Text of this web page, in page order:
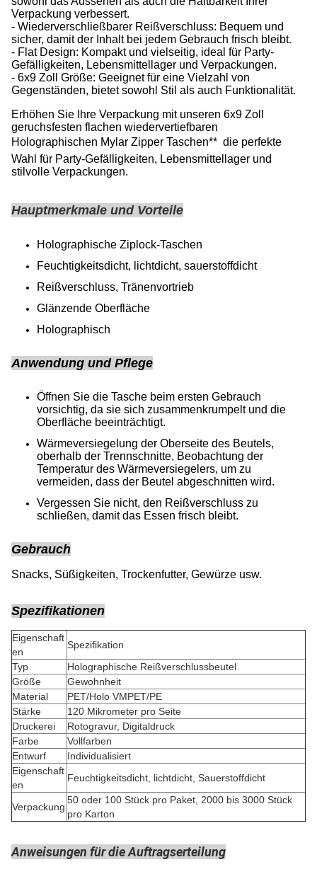
Verpackung verbessert.
- Wiederverschließbarer Reißverschluss: Bequem und
sicher, damit der Inhalt bei jedem Gebrauch frisch bleibt.
- Flat Design: Kompakt und vielseitig, ideal für Party-
Gefälligkeiten, Lebensmittellager und Verpackungen.
- 6x9 Zoll Größe: Geeignet für eine Vielzahl von
Gegenständen, bietet sowohl Stil als auch Funktionalität.
Erhöhen Sie Ihre Verpackung mit unseren 6x9 Zoll
geruchsfesten flachen wiedervertiefbaren
Holographischen Mylar Zipper Taschen**  die perfekte
Wahl für Party-Gefälligkeiten, Lebensmittellager und
stilvolle Verpackungen.
Hauptmerkmale und Vorteile
Holographische Ziplock-Taschen
Feuchtigkeitsdicht, lichtdicht, sauerstoffdicht
Reißverschluss, Tränenvortrieb
Glänzende Oberfläche
Holographisch
Anwendung und Pflege
Öffnen Sie die Tasche beim ersten Gebrauch
vorsichtig, da sie sich zusammenkrumpelt und die
Oberfläche beeinträchtigt.
Wärmeversiegelung der Oberseite des Beutels,
oberhalb der Trennschnitte, Beobachtung der
Temperatur des Wärmeversiegelers, um zu
vermeiden, dass der Beutel abgeschnitten wird.
Vergessen Sie nicht, den Reißverschluss zu
schließen, damit das Essen frisch bleibt.
Gebrauch
Snacks, Süßigkeiten, Trockenfutter, Gewürze usw.
Spezifikationen
Eigenschaft
en
Spezifikation
Typ
Holographische Reißverschlussbeutel
Größe
Gewohnheit
Material
PET/Holo VMPET/PE
Stärke
120 Mikrometer pro Seite
Druckerei
Rotogravur, Digitaldruck
Farbe
Vollfarben
Entwurf
Individualisiert
Eigenschaft
en
Feuchtigkeitsdicht, lichtdicht, Sauerstoffdicht
Verpackung
50 oder 100 Stück pro Paket, 2000 bis 3000 Stück
pro Karton
Anweisungen für die Auftragserteilung